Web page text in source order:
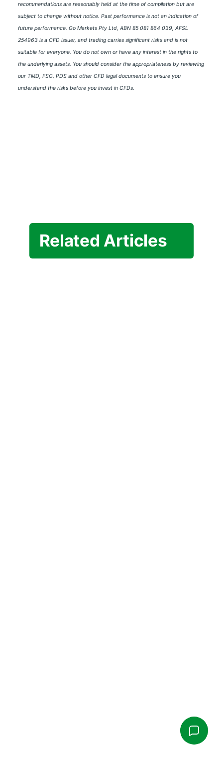
recommendations are reasonably held at the time of compilation but are
subject to change without notice. Past performance is not an indication of
future performance. Go Markets Pty Ltd, ABN 85 081 864 039, AFSL
254963 is a CFD issuer, and trading carries significant risks and is not
suitable for everyone. You do not own or have any interest in the rights to
the underlying assets. You should consider the appropriateness by reviewing
our TMD, FSG, PDS and other CFD legal documents to ensure you
understand the risks before you invest in CFDs.
Related Articles